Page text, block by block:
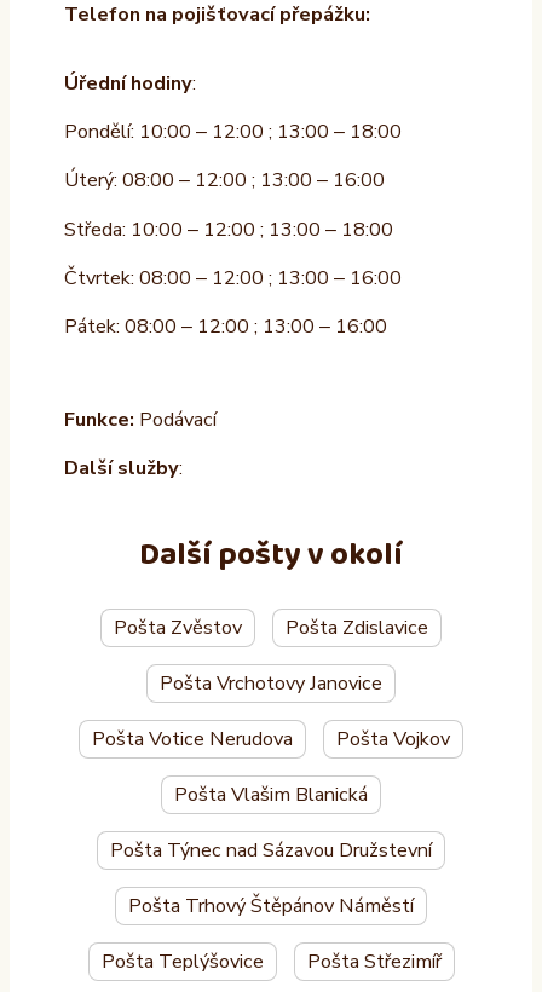
Telefon na pojišťovací přepážku:
Úřední hodiny:
Pondělí: 10:00 – 12:00 ; 13:00 – 18:00
Úterý: 08:00 – 12:00 ; 13:00 – 16:00
Středa: 10:00 – 12:00 ; 13:00 – 18:00
Čtvrtek: 08:00 – 12:00 ; 13:00 – 16:00
Pátek: 08:00 – 12:00 ; 13:00 – 16:00
Funkce: Podávací
Další služby:
Další pošty v okolí
Pošta Zvěstov Pošta Zdislavice
Pošta Vrchotovy Janovice
Pošta Votice Nerudova Pošta Vojkov
Pošta Vlašim Blanická
Pošta Týnec nad Sázavou Družstevní
Pošta Trhový Štěpánov Náměstí
Pošta Teplýšovice Pošta Střezimíř